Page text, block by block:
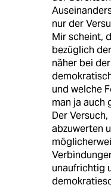
nur der
Mir scheint,
bezüglich
näher bei
und welche
man ja auch
Der
abzuwerten
unaufrichtig